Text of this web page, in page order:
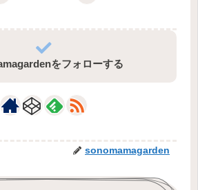
をフォローする
sonomamagarden